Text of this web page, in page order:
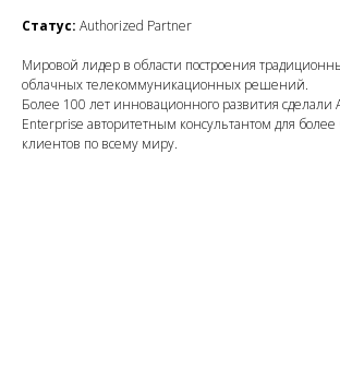
Статус: Authorized Partner
Мировой лидер в области построения
облачных телекоммуникационных решений.
Более 100 лет инновационного развития сделали
Enterprise авторитетным консультантом для
клиентов по всему миру.